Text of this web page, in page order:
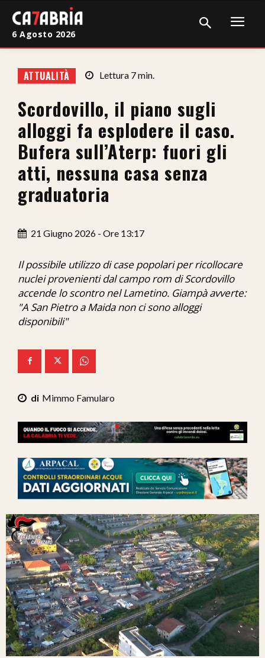
Cronaca
Giudiziaria
Politica
Sport
Attualità
Ita-Mondo
C7 Play
We Calabria
Mix Zone
6 Agosto 2026
ATTUALITÀ Lettura 7min.
Scordovillo, il piano sugli
alloggi fa esplodere il caso.
Bufera sull’Aterp: fuori gli
atti, nessuna casa senza
graduatoria
21 Giugno 2026 - Ore 13:17
Il possibile utilizzo di case popolari per ricollocare
nuclei provenienti dal campo rom di Scordovillo
accende lo scontro nel Lametino. Giampà avverte:
"A San Pietro a Maida non ci sono alloggi
disponibili"
Mimmo Famularo